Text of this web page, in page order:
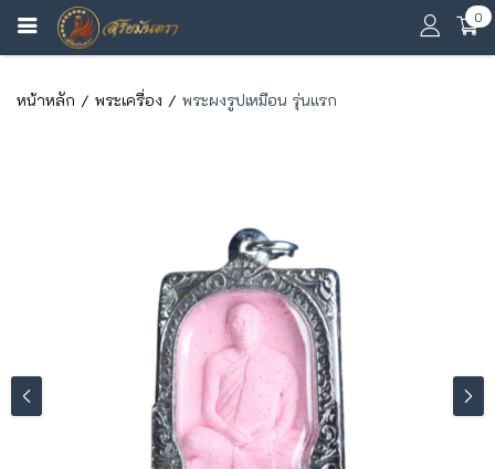
0
หน้าหลัก พระเครื่อง พระผงรูปเหมือน รุ่นแรก